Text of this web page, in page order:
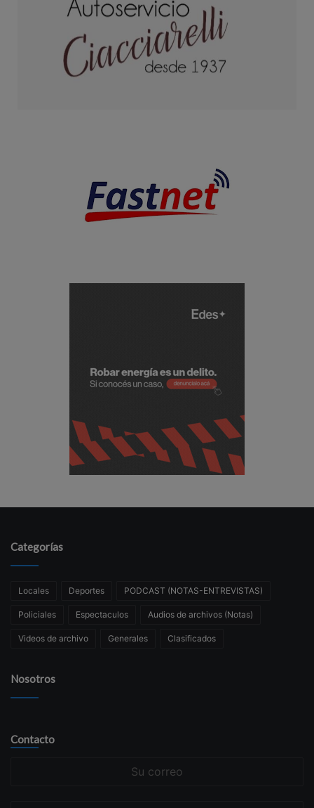
Categorías
Locales Deportes PODCAST (NOTAS-ENTREVISTAS)
Policiales Espectaculos Audios de archivos (Notas)
Videos de archivo Generales Clasificados
Nosotros
Contacto